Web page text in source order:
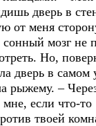
дверь в
от меня
мозг не
Но,
дверь в самом
рыжему. –
если что-то
твоей